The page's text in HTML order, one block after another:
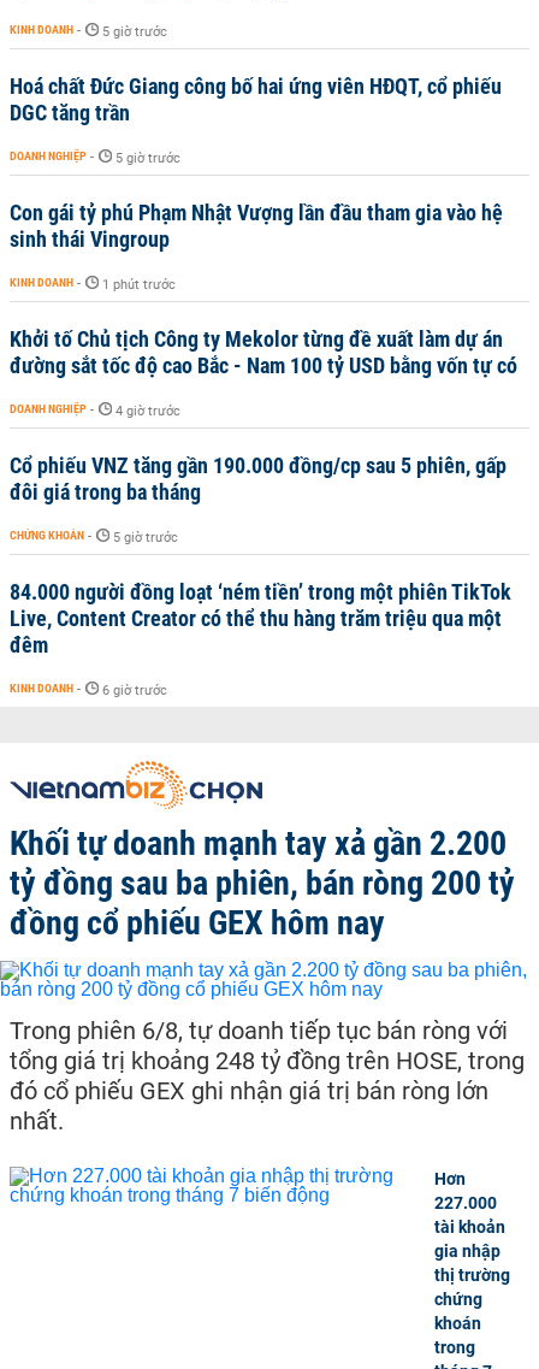
KINH DOANH - 5 giờ trước
Hoá chất Đức Giang công bố hai ứng viên HĐQT, cổ phiếu
DGC tăng trần
DOANH NGHIỆP - 5 giờ trước
Con gái tỷ phú Phạm Nhật Vượng lần đầu tham gia vào hệ
sinh thái Vingroup
KINH DOANH - 1 phút trước
Khởi tố Chủ tịch Công ty Mekolor từng đề xuất làm dự án
đường sắt tốc độ cao Bắc - Nam 100 tỷ USD bằng vốn tự có
DOANH NGHIỆP - 4 giờ trước
Cổ phiếu VNZ tăng gần 190.000 đồng/cp sau 5 phiên, gấp
đôi giá trong ba tháng
CHỨNG KHOÁN - 5 giờ trước
84.000 người đồng loạt ‘ném tiền’ trong một phiên TikTok
Live, Content Creator có thể thu hàng trăm triệu qua một
đêm
KINH DOANH - 6 giờ trước
Khối tự doanh mạnh tay xả gần 2.200
tỷ đồng sau ba phiên, bán ròng 200 tỷ
đồng cổ phiếu GEX hôm nay
Trong phiên 6/8, tự doanh tiếp tục bán ròng với
tổng giá trị khoảng 248 tỷ đồng trên HOSE, trong
đó cổ phiếu GEX ghi nhận giá trị bán ròng lớn
nhất.
Hơn
227.000
tài khoản
gia nhập
thị trường
chứng
khoán
trong